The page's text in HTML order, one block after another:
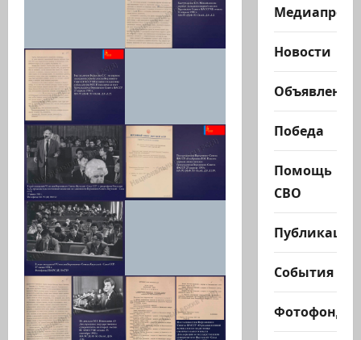
Новости
Объявления
Победа
Помощь
СВО
Публикации
События
Фотофонд